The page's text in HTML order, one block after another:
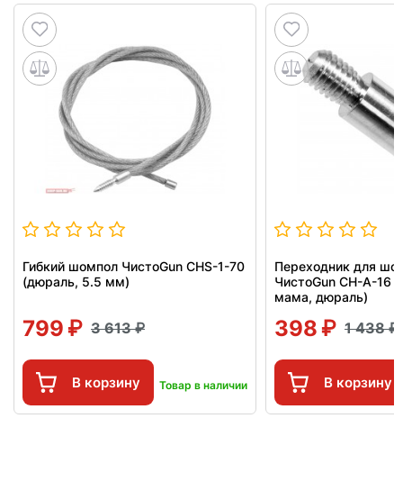
Гибкий шомпол ЧистоGun CHS-1-70
(дюраль, 5.5 мм)
799 3 613
В корзину Товар в наличии
Переходник для
ЧистоGun CH-A-16
мама, дюраль)
398 1 438
В корзину